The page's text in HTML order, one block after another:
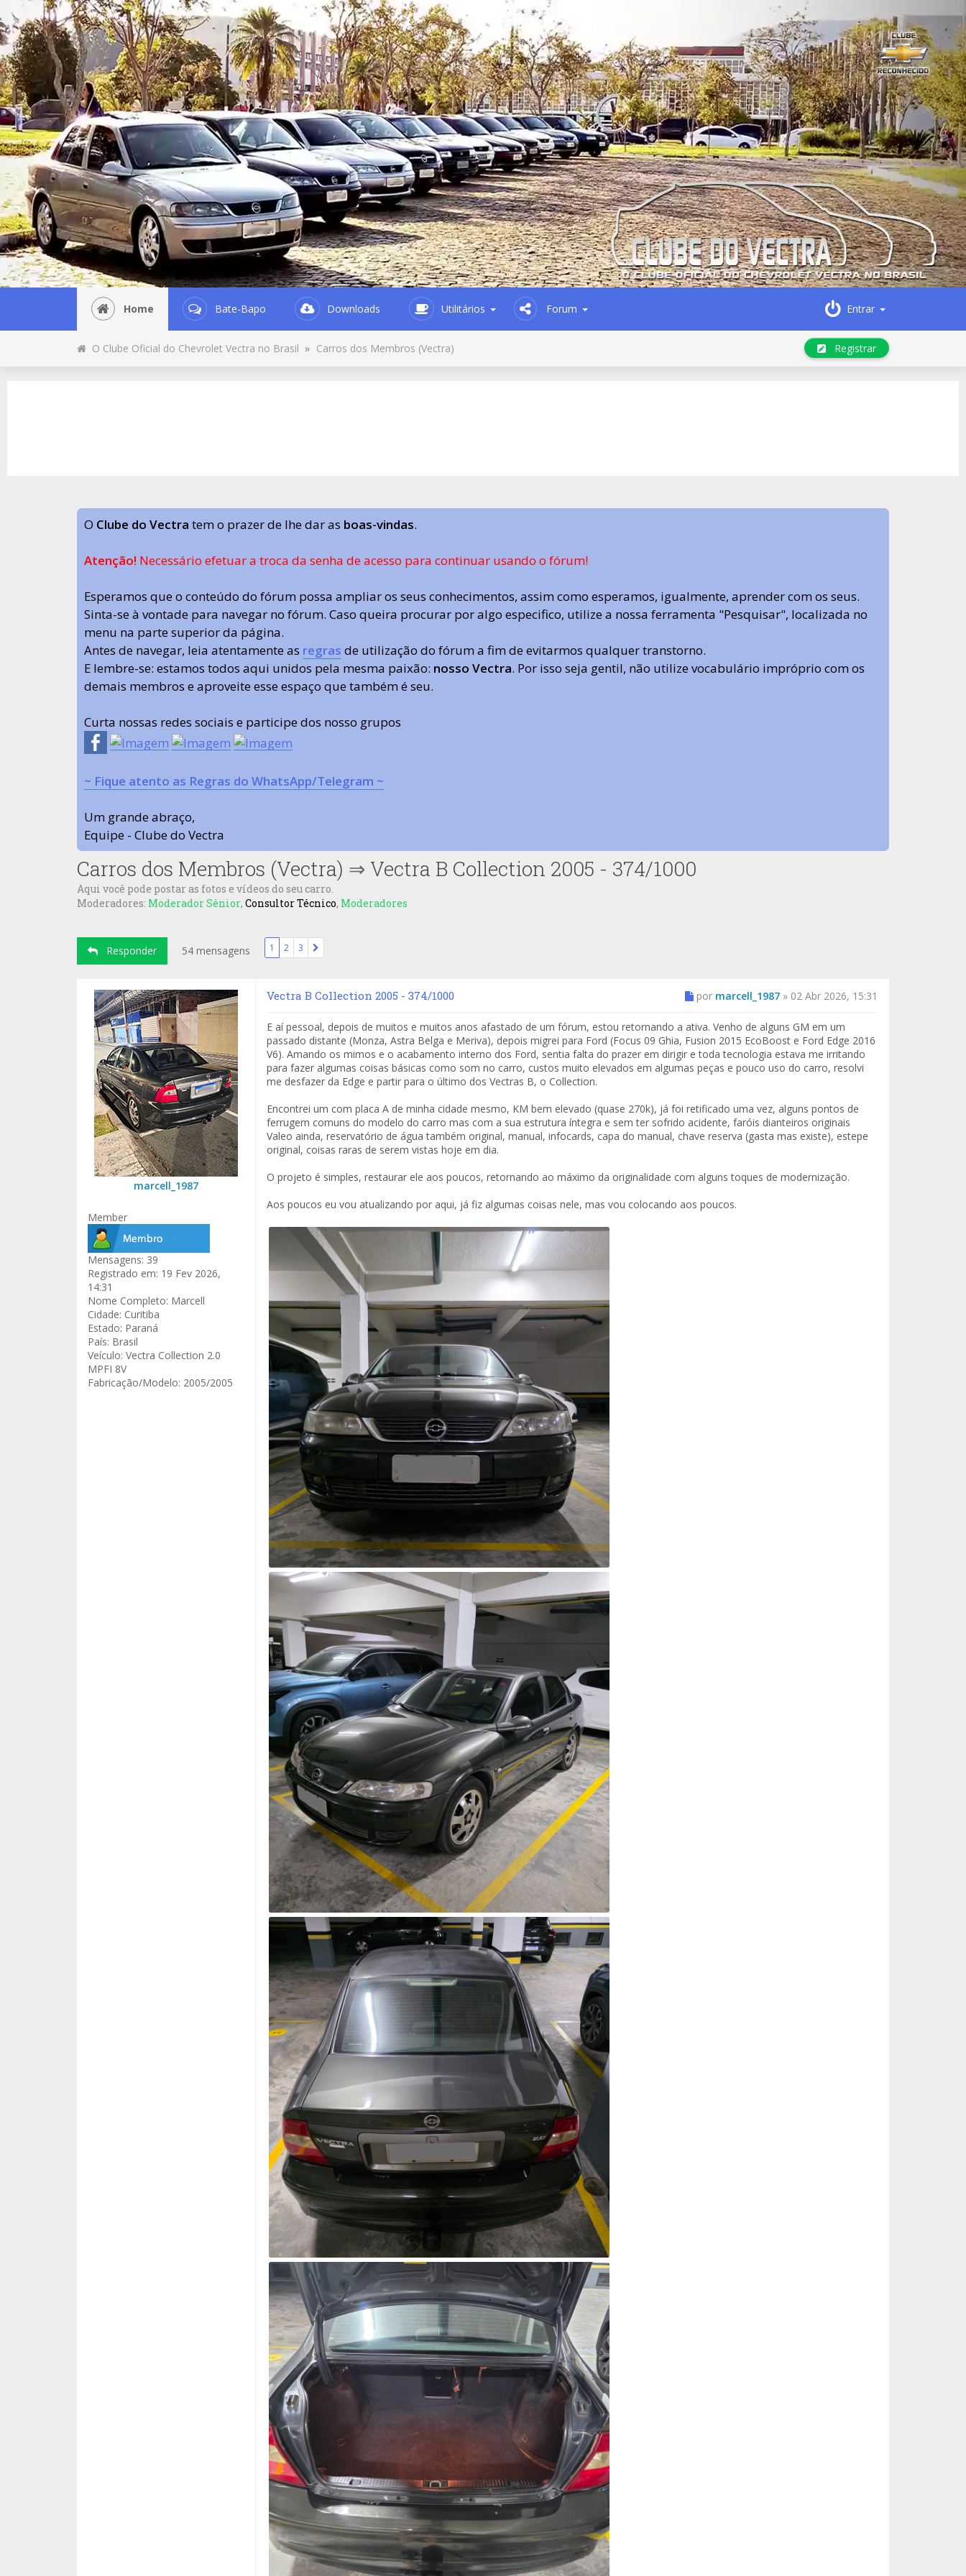
Home Bate-Bapo Downloads Utilitários Forum Entrar
O Clube Oficial do Chevrolet Vectra no Brasil » Carros dos Membros (Vectra) Registrar
O Clube do Vectra tem o prazer de lhe dar as boas-vindas.
Atenção! Necessário efetuar a troca da senha de acesso para continuar usando o fórum!
Esperamos que o conteúdo do fórum possa ampliar os seus conhecimentos, assim como esperamos, igualmente, aprender com os seus.
Sinta-se à vontade para navegar no fórum. Caso queira procurar por algo especifico, utilize a nossa ferramenta "Pesquisar", localizada no
menu na parte superior da página.
Antes de navegar, leia atentamente as regras de utilização do fórum a fim de evitarmos qualquer transtorno.
E lembre-se: estamos todos aqui unidos pela mesma paixão: nosso Vectra. Por isso seja gentil, não utilize vocabulário impróprio com os
demais membros e aproveite esse espaço que também é seu.
Curta nossas redes sociais e participe dos nosso grupos
~ Fique atento as Regras do WhatsApp/Telegram ~
Um grande abraço,
Equipe - Clube do Vectra
Carros dos Membros (Vectra) ⇒ Vectra B Collection 2005 - 374/1000
Aqui você pode postar as fotos e vídeos do seu carro.
Moderadores: Moderador Sênior, Consultor Técnico, Moderadores
Responder 54 mensagens 1 2 3
marcell_1987
Member
Mensagens: 39
Registrado em: 19 Fev 2026,
14:31
Nome Completo: Marcell
Cidade: Curitiba
Estado: Paraná
País: Brasil
Veículo: Vectra Collection 2.0
MPFI 8V
Fabricação/Modelo: 2005/2005
Vectra B Collection 2005 - 374/1000 por marcell_1987» 02 Abr 2026, 15:31
E aí pessoal, depois de muitos e muitos anos afastado de um fórum, estou retornando a ativa. Venho de alguns GM em um
passado distante (Monza, Astra Belga e Meriva), depois migrei para Ford (Focus 09 Ghia, Fusion 2015 EcoBoost e Ford Edge 2016
V6). Amando os mimos e o acabamento interno dos Ford, sentia falta do prazer em dirigir e toda tecnologia estava me irritando
para fazer algumas coisas básicas como som no carro, custos muito elevados em algumas peças e pouco uso do carro, resolvi
me desfazer da Edge e partir para o último dos Vectras B, o Collection.
Encontrei um com placa A de minha cidade mesmo, KM bem elevado (quase 270k), já foi retificado uma vez, alguns pontos de
ferrugem comuns do modelo do carro mas com a sua estrutura íntegra e sem ter sofrido acidente, faróis dianteiros originais
Valeo ainda, reservatório de água também original, manual, infocards, capa do manual, chave reserva (gasta mas existe), estepe
original, coisas raras de serem vistas hoje em dia.
O projeto é simples, restaurar ele aos poucos, retornando ao máximo da originalidade com alguns toques de modernização.
Aos poucos eu vou atualizando por aqui, já fiz algumas coisas nele, mas vou colocando aos poucos.